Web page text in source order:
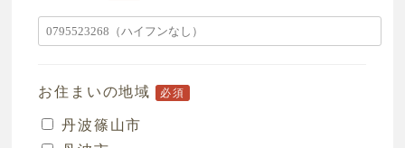
お住まいの地域 必須
丹波篠山市